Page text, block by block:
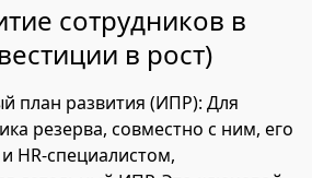
сотрудников в
в рост)
план развития (ИПР): Для
резерва, совместно с ним, его
HR-специалистом,